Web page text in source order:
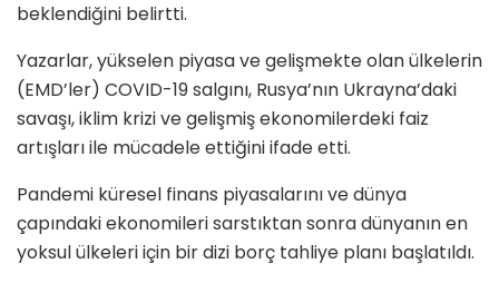
beklendiğini belirtti.
Yazarlar, yükselen piyasa ve gelişmekte olan ülkelerin
(EMD’ler) COVID-19 salgını, Rusya’nın Ukrayna’daki
savaşı, iklim krizi ve gelişmiş ekonomilerdeki faiz
artışları ile mücadele ettiğini ifade etti.
Pandemi küresel finans piyasalarını ve dünya
çapındaki ekonomileri sarstıktan sonra dünyanın en
yoksul ülkeleri için bir dizi borç tahliye planı başlatıldı.